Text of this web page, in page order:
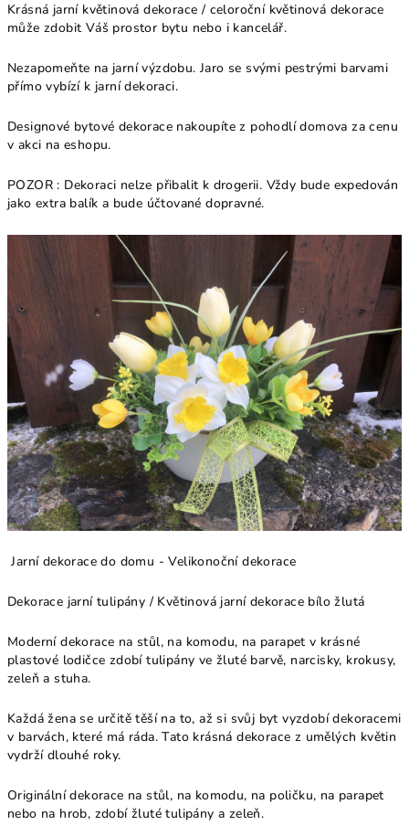
Krásná jarní květinová dekorace / celoroční květinová dekorace
může zdobit Váš prostor bytu nebo i kancelář.
Nezapomeňte na jarní výzdobu. Jaro se svými pestrými barvami
přímo vybízí k jarní dekoraci.
Designové bytové dekorace nakoupíte z pohodlí domova za cenu
v akci na eshopu.
POZOR : Dekoraci nelze přibalit k drogerii. Vždy bude expedován
jako extra balík a bude účtované dopravné.
Jarní dekorace do domu - Velikonoční dekorace
Dekorace jarní tulipány / Květinová jarní dekorace bílo žlutá
Moderní dekorace na stůl, na komodu, na parapet v krásné
plastové lodičce zdobí tulipány ve žluté barvě, narcisky, krokusy,
zeleň a stuha.
Každá žena se určitě těší na to, až si svůj byt vyzdobí dekoracemi
v barvách, které má ráda. Tato krásná dekorace z umělých květin
vydrží dlouhé roky.
Originální dekorace na stůl, na komodu, na poličku, na parapet
nebo na hrob, zdobí žluté tulipány a zeleň.